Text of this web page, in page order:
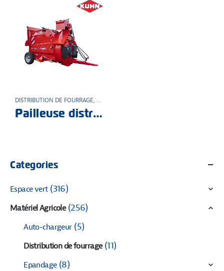
DISTRIBUTION DE FOURRAGE, MATÉRIEL AGRICOLE
Pailleuse distributrice semi-portée PRIMOR 2060 M
Categories
Espace vert (316)
Matériel Agricole (256)
Auto-chargeur (5)
Distribution de fourrage (11)
Epandage (8)